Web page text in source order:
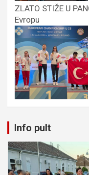
ZLATO STIŽE U
Evropu
Info pult